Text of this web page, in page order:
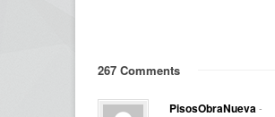
267 Comments
PisosObraNueva-